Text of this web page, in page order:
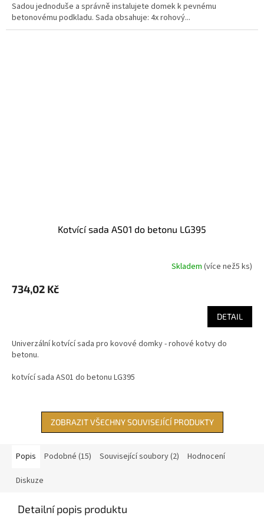
Sadou jednoduše a správně instalujete domek k pevnému
betonovému podkladu. Sada obsahuje: 4x rohový...
kotvící sada AS01 do betonu LG395
Skladem (více než5 ks)
734,02 Kč
DETAIL
Univerzální kotvící sada pro kovové domky - rohové kotvy do
betonu.
kotvící sada AS01 do betonu LG395
ZOBRAZIT VŠECHNY SOUVISEJÍCÍ PRODUKTY
Popis Podobné (15) Související soubory (2) Hodnocení
Diskuze
Detailní popis produktu